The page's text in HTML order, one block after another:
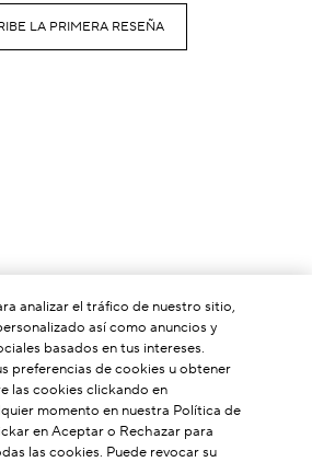
LA PRIMERA RESEÑA
analizar el tráfico de nuestro sitio,
así como anuncios y
basados en tus intereses.
preferencias de cookies u obtener
las cookies clickando en
momento en nuestra Política de
en Aceptar o Rechazar para
las cookies. Puede revocar su